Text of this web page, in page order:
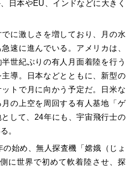
日本やEU、インドなどに大きく
に激しさを増しており、月の水
速に進んでいる。アメリカは、
半世紀ぶりの有人月面着陸を行う
主導。日本などとともに、新型の
トで月に向かう予定だ。日米な
の上空を周回する有人基地「ゲ
して、24年にも、宇宙飛行士の
。
始め、無人探査機「嫦娥（じょ
に世界で初めて軟着陸させ、探